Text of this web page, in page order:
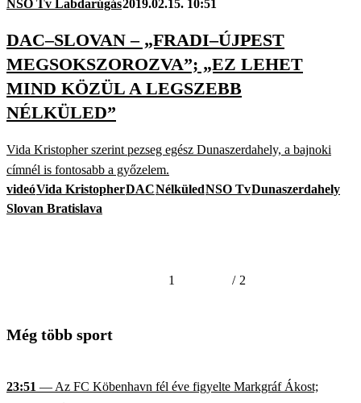
NSO Tv Labdarúgás2019.02.15. 10:51
DAC–SLOVAN – „FRADI–ÚJPEST
MEGSOKSZOROZVA”; „EZ LEHET
MIND KÖZÜL A LEGSZEBB
NÉLKÜLED”
Vida Kristopher szerint pezseg egész Dunaszerdahely, a bajnoki
címnél is fontosabb a győzelem.
videóVida KristopherDACNélküledNSO TvDunaszerdahely
Slovan Bratislava
1 / 2
Még több sport
23:51 — Az FC Köbenhavn fél éve figyelte Markgráf Ákost;